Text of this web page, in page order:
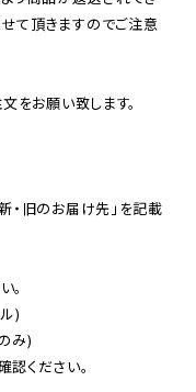
て頂きますのでご注意
・旧のお届け先」を記載
。
)
み)
認ください。